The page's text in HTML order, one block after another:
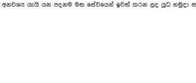
යැයි යන පදනම මත සේවයෙන් ඉවත් කරන ලද යුධ